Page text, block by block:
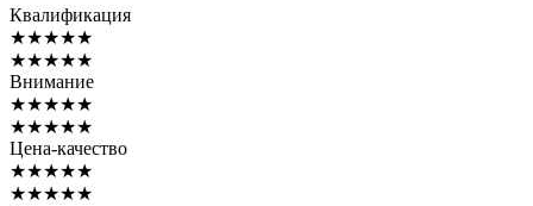
Квалификация
★★★★★
★★★★★
Внимание
★★★★★
★★★★★
Цена-качество
★★★★★
★★★★★